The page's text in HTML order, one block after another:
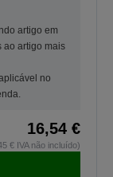
artigo em
ao artigo mais
no
16,54 €
€ IVA não incluído)